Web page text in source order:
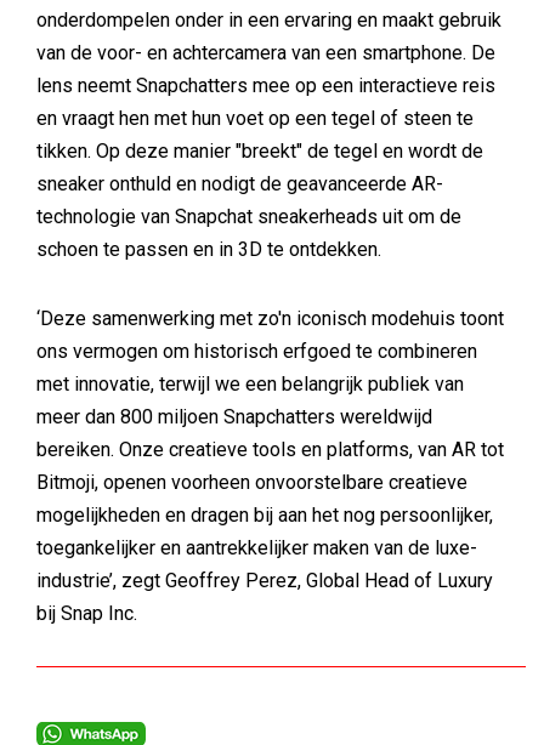
onderdompelen onder in een ervaring en maakt gebruik
van de voor- en achtercamera van een smartphone. De
lens neemt Snapchatters mee op een interactieve reis
en vraagt hen met hun voet op een tegel of steen te
tikken. Op deze manier "breekt" de tegel en wordt de
sneaker onthuld en nodigt de geavanceerde AR-
technologie van Snapchat sneakerheads uit om de
schoen te passen en in 3D te ontdekken.
‘Deze samenwerking met zo'n iconisch modehuis toont
ons vermogen om historisch erfgoed te combineren
met innovatie, terwijl we een belangrijk publiek van
meer dan 800 miljoen Snapchatters wereldwijd
bereiken. Onze creatieve tools en platforms, van AR tot
Bitmoji, openen voorheen onvoorstelbare creatieve
mogelijkheden en dragen bij aan het nog persoonlijker,
toegankelijker en aantrekkelijker maken van de luxe-
industrie’, zegt Geoffrey Perez, Global Head of Luxury
bij Snap Inc.